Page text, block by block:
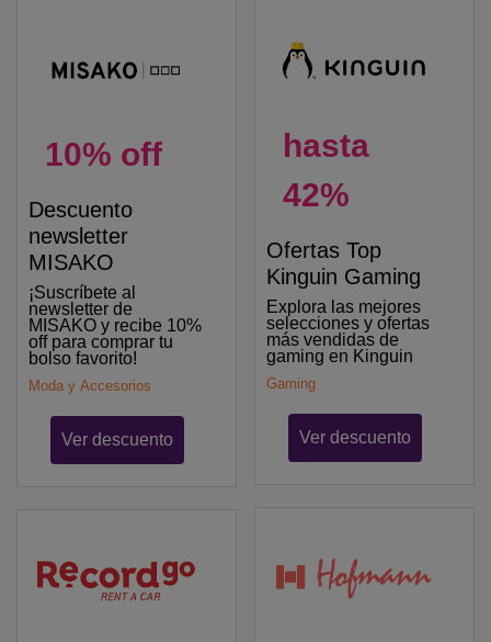
10% off
Descuento
newsletter
MISAKO
¡Suscríbete al
newsletter de
MISAKO y recibe 10%
off para comprar tu
bolso favorito!
Moda y Accesorios
Ver descuento
hasta
42%
Ofertas Top
Kinguin Gaming
Explora las mejores
selecciones y ofertas
más vendidas de
gaming en Kinguin
Gaming
Ver descuento